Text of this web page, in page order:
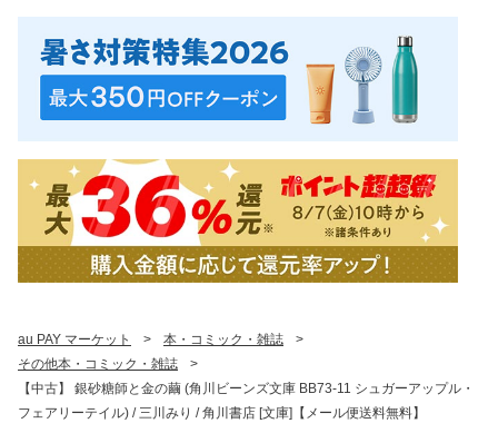
au PAY マーケット > 本・コミック・雑誌
>
その他本・コミック・雑誌
>
【中古】 銀砂糖師と金の繭 (角川ビーンズ文庫 BB73-11 シュガーアップル・
フェアリーテイル) / 三川みり / 角川書店 [文庫]【メール便送料無料】